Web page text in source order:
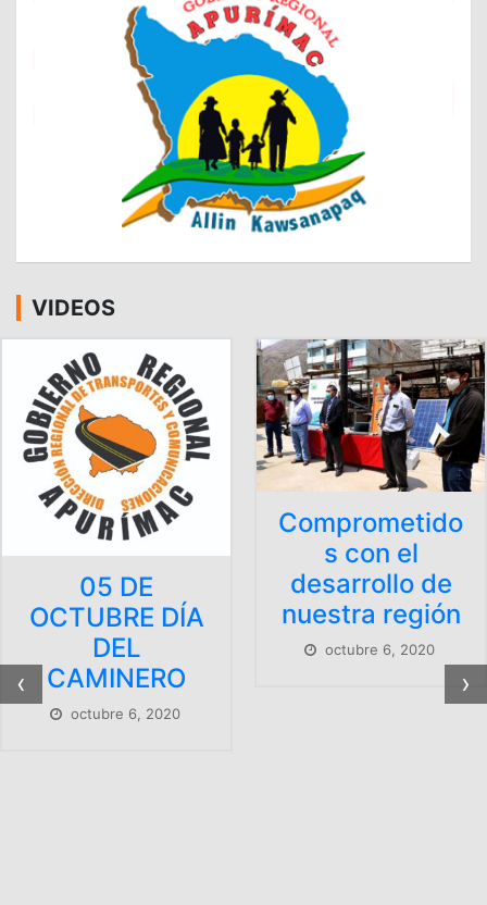
VIDEOS
05 DE
OCTUBRE DÍA
DEL
CAMINERO
octubre 6, 2020
Comprometido
s con el
desarrollo de
nuestra región
octubre 6, 2020
‹ ›